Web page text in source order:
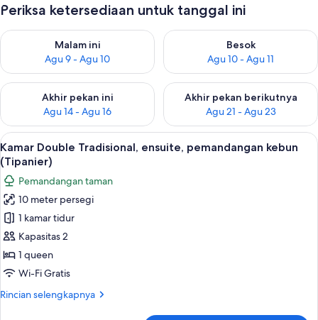
Periksa ketersediaan untuk tanggal ini
Malam ini
Agu 9 - Agu 10
Periksa ketersediaan untuk malam ini Agu 9 - Agu 10
Besok
Agu 10 - Agu 11
Periksa ketersediaan untuk
Akhir pekan ini
Agu 14 - Agu 16
Periksa ketersediaan untuk akhir pekan ini Agu 14 - Agu 16
Akhir pekan berikutnya
Agu 21 - Agu 23
Periksa ketersediaan untuk
Lihat
semua
foto
untuk
Kamar
Double
Tradisional,
ensuite,
pemandangan
(Tipanier)
Kamar Double Tradisional, ensuite,
11
Kamar Double Tradisional, ensuite, pemandangan kebun
(Tipanier)
Pemandangan taman
10 meter persegi
1 kamar tidur
Kapasitas 2
1 queen
Wi-Fi Gratis
Rincian selengkapnya
Rincian